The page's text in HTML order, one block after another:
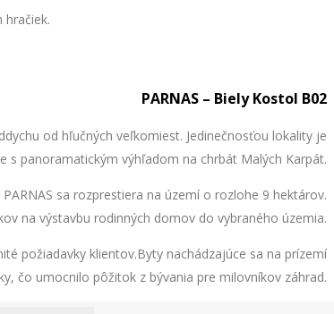
PARNAS – Biely Kostol B02
od hľučných veľkomiest. Jedinečnosťou lokality je
s panoramatickým výhľadom na chrbát Malých Karpát.
sa rozprestiera na území o rozlohe 9 hektárov.
na výstavbu rodinných domov do vybraného územia.
požiadavky klientov.Byty nachádzajúce sa na prízemí
čo umocnilo pôžitok z bývania pre milovníkov záhrad.